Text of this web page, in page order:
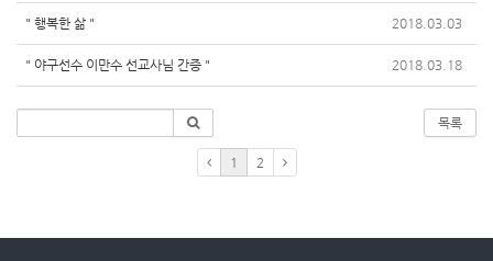
" 행복한 삶 " 2018.03.03
" 야구선수 이만수 선교사님 간증 " 2018.03.18
목록
1 2